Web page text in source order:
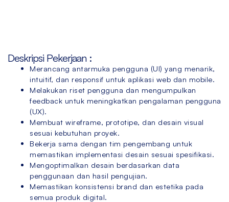
Deskripsi Pekerjaan :
Merancang antarmuka pengguna (UI) yang menarik,
intuitif, dan responsif untuk aplikasi web dan mobile.
Melakukan riset pengguna dan mengumpulkan
feedback untuk meningkatkan pengalaman pengguna
(UX).
Membuat wireframe, prototipe, dan desain visual
sesuai kebutuhan proyek.
Bekerja sama dengan tim pengembang untuk
memastikan implementasi desain sesuai spesifikasi.
Mengoptimalkan desain berdasarkan data
penggunaan dan hasil pengujian.
Memastikan konsistensi brand dan estetika pada
semua produk digital.